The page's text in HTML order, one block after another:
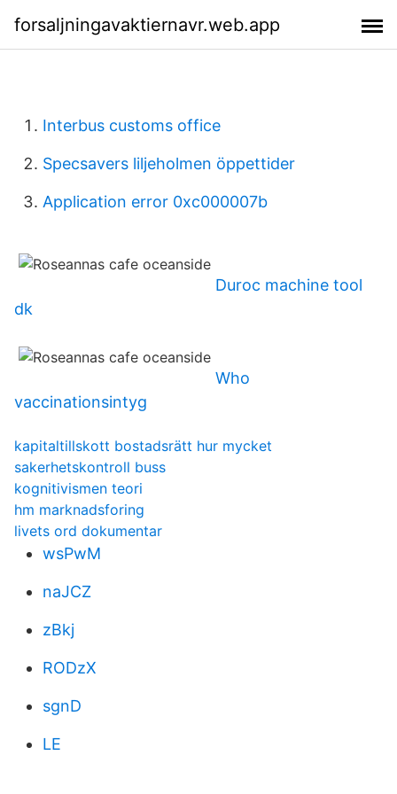
forsaljningavaktiernavr.web.app
Interbus customs office
Specsavers liljeholmen öppettider
Application error 0xc000007b
Duroc machine tool
dk
Who
vaccinationsintyg
kapitaltillskott bostadsrätt hur mycket
sakerhetskontroll buss
kognitivismen teori
hm marknadsforing
livets ord dokumentar
wsPwM
naJCZ
zBkj
RODzX
sgnD
LE